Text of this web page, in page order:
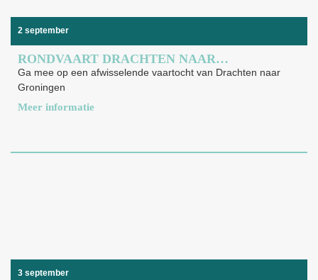
2 september
RONDVAART DRACHTEN NAAR GRONINGEN
Ga mee op een afwisselende vaartocht van Drachten naar
Groningen
Meer informatie
3 september